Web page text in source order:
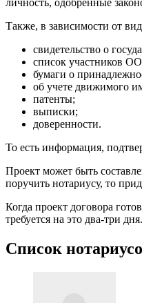
личность, одобренные
Также, в зависимости от
свидетельство о
список участников
бумаги о
об учете движимого
патенты;
выписки;
доверенности.
То есть информация,
Проект может быть
поручить нотариусу, то
Когда проект договора
требуется на это два-три дня.
Список